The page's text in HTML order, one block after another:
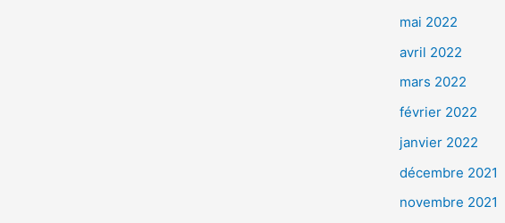
mai 2022
avril 2022
mars 2022
février 2022
janvier 2022
décembre 2021
novembre 2021